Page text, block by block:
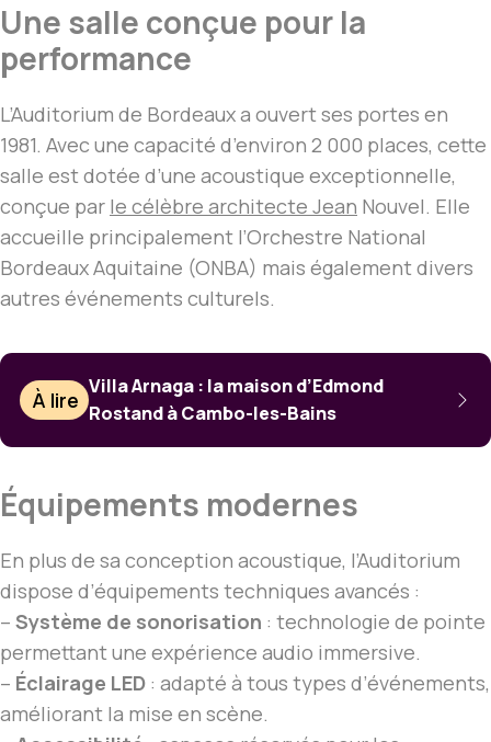
Une salle conçue pour la
performance
L’Auditorium de Bordeaux a ouvert ses portes en
1981. Avec une capacité d’environ 2 000 places, cette
salle est dotée d’une acoustique exceptionnelle,
conçue par le célèbre architecte Jean Nouvel. Elle
accueille principalement l’Orchestre National
Bordeaux Aquitaine (ONBA) mais également divers
autres événements culturels.
À lire
Villa Arnaga : la maison d’Edmond
Rostand à Cambo-les-Bains
Équipements modernes
En plus de sa conception acoustique, l’Auditorium
dispose d’équipements techniques avancés :
– Système de sonorisation : technologie de pointe
permettant une expérience audio immersive.
– Éclairage LED : adapté à tous types d’événements,
améliorant la mise en scène.